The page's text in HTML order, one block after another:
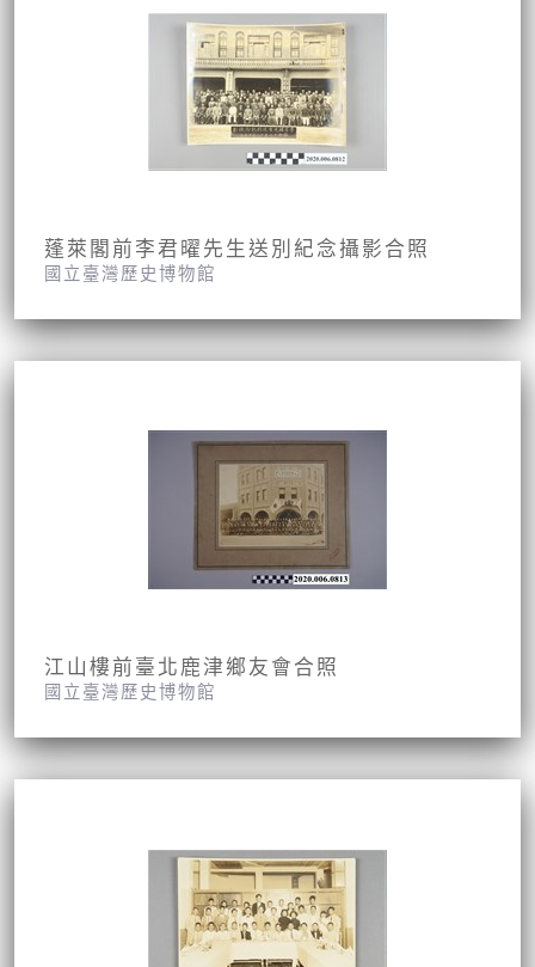
蓬萊閣前李君曜先生送別紀念攝影合照
國立臺灣歷史博物館
江山樓前臺北鹿津鄉友會合照
國立臺灣歷史博物館